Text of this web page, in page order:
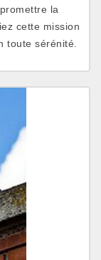
la
cette mission
toute sérénité.